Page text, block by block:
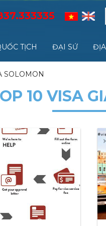
TỊCH ĐẠI SỨ
SOLOMON
10 VISA